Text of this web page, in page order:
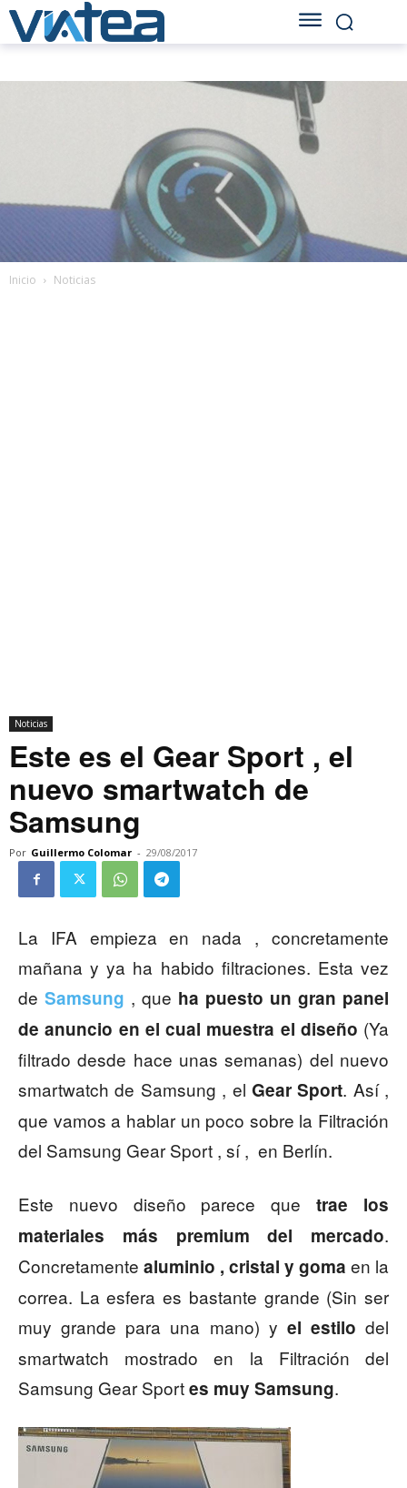
Inicio Noticias
Noticias
Este es el Gear Sport , el
nuevo smartwatch de
Samsung
Por Guillermo Colomar - 29/08/2017
La IFA empieza en nada , concretamente
mañana y ya ha habido filtraciones. Esta vez
de Samsung , que ha puesto un gran panel
de anuncio en el cual muestra el diseño (Ya
filtrado desde hace unas semanas) del nuevo
smartwatch de Samsung , el Gear Sport. Así ,
que vamos a hablar un poco sobre la Filtración
del Samsung Gear Sport , sí , en Berlín.
Este nuevo diseño parece que trae los
materiales más premium del mercado.
Concretamente aluminio , cristal y goma en la
correa. La esfera es bastante grande (Sin ser
muy grande para una mano) y el estilo del
smartwatch mostrado en la Filtración del
Samsung Gear Sportes muy Samsung.